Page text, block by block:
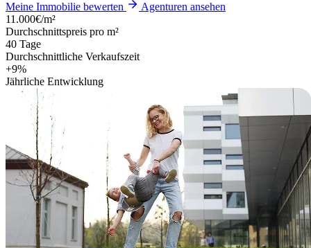
Meine Immobilie bewerten
Agenturen ansehen
11.000€/m²
Durchschnittspreis pro m²
40 Tage
Durchschnittliche Verkaufszeit
+9%
Jährliche Entwicklung